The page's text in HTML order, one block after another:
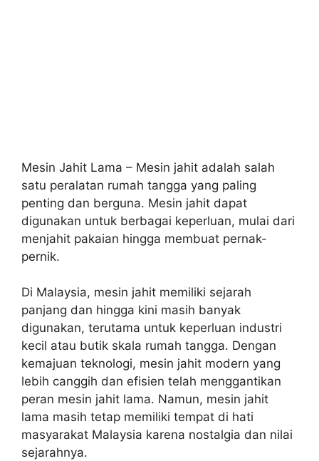
Mesin Jahit Lama – Mesin jahit adalah salah
satu peralatan rumah tangga yang paling
penting dan berguna. Mesin jahit dapat
digunakan untuk berbagai keperluan, mulai dari
menjahit pakaian hingga membuat pernak-
pernik.
Di Malaysia, mesin jahit memiliki sejarah
panjang dan hingga kini masih banyak
digunakan, terutama untuk keperluan industri
kecil atau butik skala rumah tangga. Dengan
kemajuan teknologi, mesin jahit modern yang
lebih canggih dan efisien telah menggantikan
peran mesin jahit lama. Namun, mesin jahit
lama masih tetap memiliki tempat di hati
masyarakat Malaysia karena nostalgia dan nilai
sejarahnya.